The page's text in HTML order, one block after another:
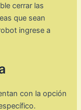
cerrar las
que sean
ingrese a
con la opción